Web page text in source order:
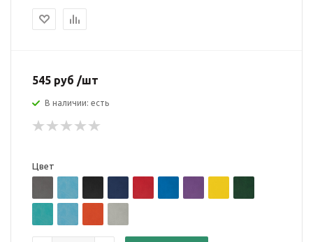
545 руб /шт
В наличии: есть
Цвет